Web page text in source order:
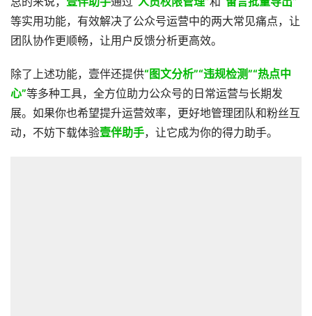
等实用功能，有效解决了公众号运营中的两大常见痛点，让
团队协作更顺畅，让用户反馈分析更高效。
除了上述功能，壹伴还提供“图文分析”“违规检测”“热点中
心”等多种工具，全方位助力公众号的日常运营与长期发
展。如果你也希望提升运营效率，更好地管理团队和粉丝互
动，不妨下载体验壹伴助手，让它成为你的得力助手。